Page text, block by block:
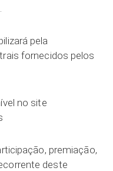
pela
fornecidos pelos
no site
premiação,
deste